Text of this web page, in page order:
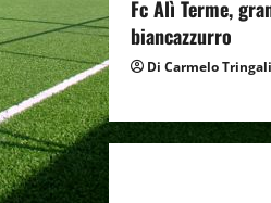
Fc Alì Terme,
biancazzurro
Di Carmelo Tringali